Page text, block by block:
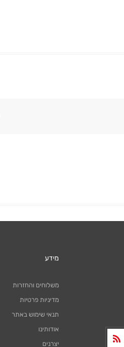
מידע
משלוחים והחזרות
מדיניות פרטיות
תנאי שימוש באתר
אודותינו
יצרנים